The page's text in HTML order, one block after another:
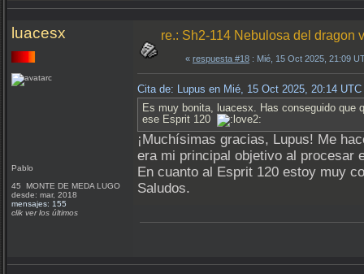
luacesx
Pablo
45 MONTE DE MEDA LUGO
desde: mar, 2018
mensajes: 155
clik ver los últimos
re.: Sh2-114 Nebulosa del dragon
« respuesta #18 : Mié, 15 Oct 2025, 21:09
Cita de: Lupus en Mié, 15 Oct 2025, 20:14 UTC
Es muy bonita, luacesx. Has conseguido que
ese Esprit 120
¡Muchísimas gracias, Lupus! Me
era mi principal objetivo al procesar
En cuanto al Esprit 120 estoy muy
Saludos.